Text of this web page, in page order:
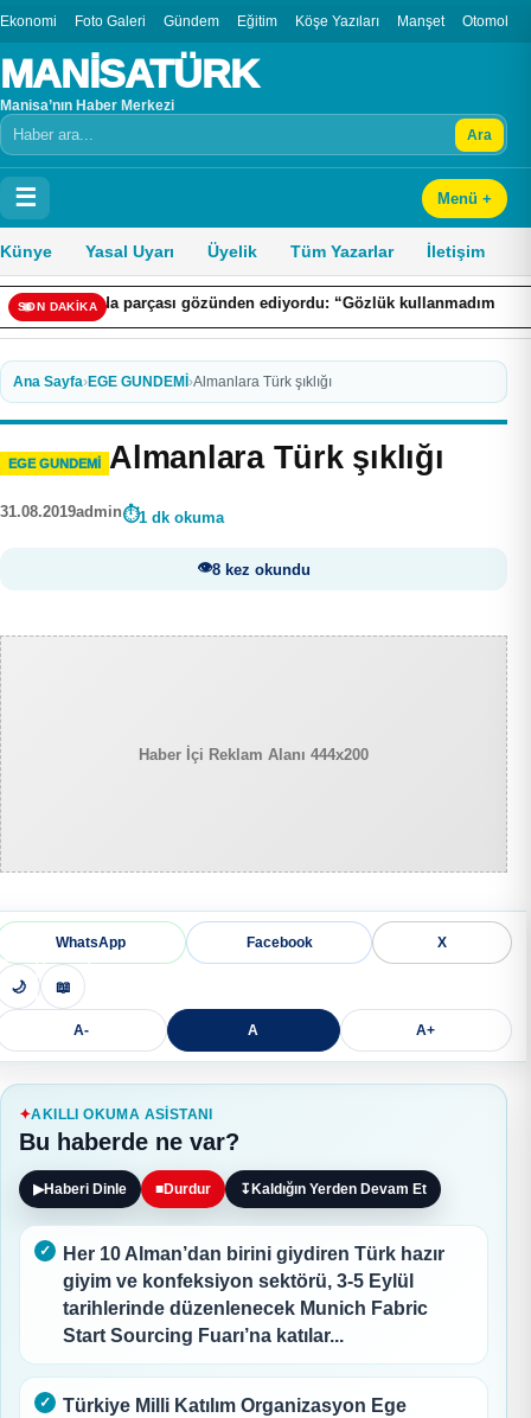
Ekonomi Foto Galeri Gündem Eğitim Köşe Yazıları Manşet Otomobil
MANİSATÜRK
Manisa’nın Haber Merkezi
Arama Ara
☰ Menü +
Künye Yasal Uyarı Üyelik Tüm Yazarlar İletişim
SON DAKİKA
parçası gözünden ediyordu: “Gözlük kullanmadım böyle oldu”
Ana Sayfa›EGE GUNDEMİ ›Almanlara Türk şıklığı
EGE GUNDEMİ Almanlara Türk şıklığı
31.08.2019admin 1 dk okuma
8 kez okundu
Haber İçi Reklam Alanı 444x200
WhatsApp Facebook X
🌙 📖
A- A A+
AKILLI OKUMA ASISTANI
Bu haberde ne var?
▶Haberi Dinle ■Durdur ↧ Kaldığın Yerden Devam Et
Her 10 Alman’dan birini giydiren Türk hazır
giyim ve konfeksiyon sektörü, 3-5 Eylül
tarihlerinde düzenlenecek Munich Fabric
Start Sourcing Fuarı’na katılar...
Türkiye Milli Katılım Organizasyon Ege